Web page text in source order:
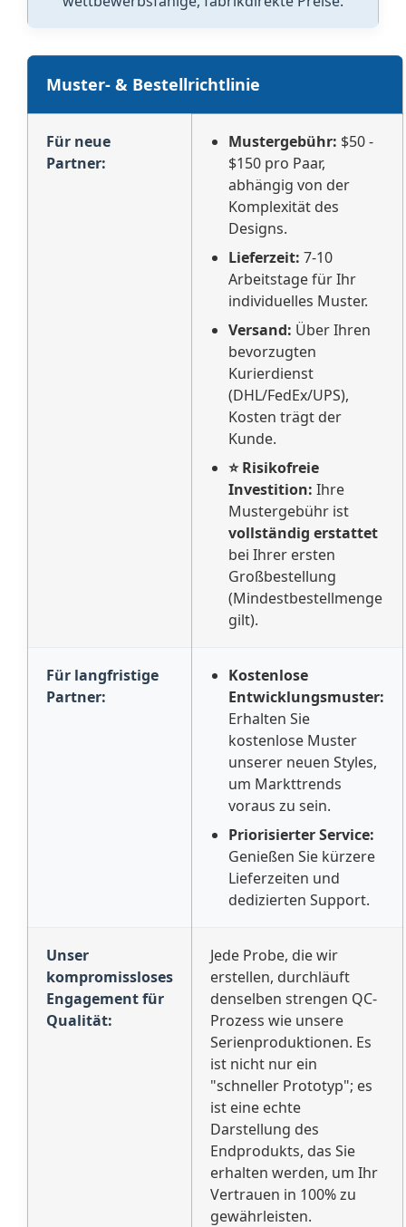
Muster- & Bestellrichtlinie
Für neue
Partner:
Mustergebühr: $50 -
$150 pro Paar,
abhängig von der
Komplexität des
Designs.
Lieferzeit: 7-10
Arbeitstage für Ihr
individuelles Muster.
Versand: Über Ihren
bevorzugten
Kurierdienst
(DHL/FedEx/UPS),
Kosten trägt der
Kunde.
⭐ Risikofreie
Investition: Ihre
Mustergebühr ist
vollständig erstattet
bei Ihrer ersten
Großbestellung
(Mindestbestellmenge
gilt).
Für langfristige
Partner:
Kostenlose
Entwicklungsmuster:
Erhalten Sie
kostenlose Muster
unserer neuen Styles,
um Markttrends
voraus zu sein.
Priorisierter Service:
Genießen Sie kürzere
Lieferzeiten und
dedizierten Support.
Unser
kompromissloses
Engagement für
Qualität:
Jede Probe, die wir
erstellen, durchläuft
denselben strengen QC-
Prozess wie unsere
Serienproduktionen. Es
ist nicht nur ein
"schneller Prototyp"; es
ist eine echte
Darstellung des
Endprodukts, das Sie
erhalten werden, um Ihr
Vertrauen in 100% zu
gewährleisten.